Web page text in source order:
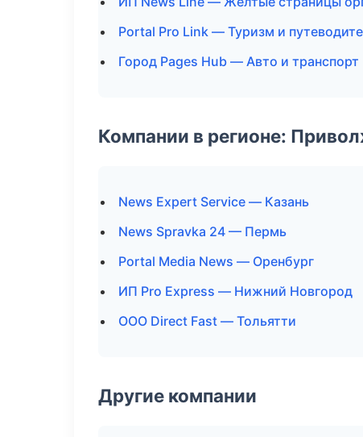
Portal Pro Link — Туризм и
Город Pages Hub — Авто и транспорт
Компании в регионе:
News Expert Service — Казань
News Spravka 24 — Пермь
Portal Media News — Оренбург
ИП Pro Express — Нижний Новгород
ООО Direct Fast — Тольятти
Другие компании